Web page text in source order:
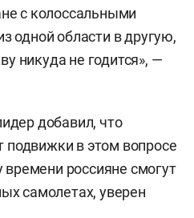
с колоссальными
одной области в другую,
никуда не годится», —
добавил, что
в этом вопросе
времени россияне смогут
самолетах, уверен